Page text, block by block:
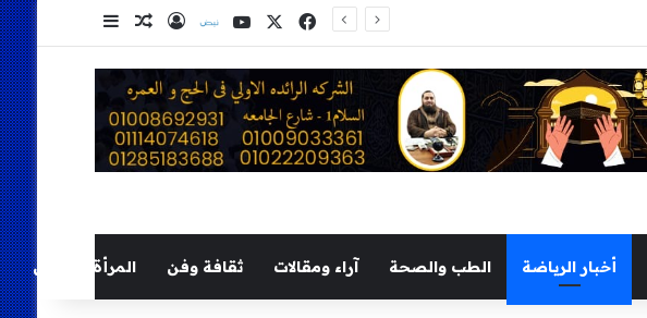
فيسبوك
‫X
‫YouTube
نلضتسجيل الدخول
مقال عشوائي
إضافة عمود
أخبار الرياضة الطب والصحة آراء ومقالات ثقافة وفن المرأة والطفل